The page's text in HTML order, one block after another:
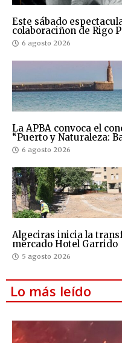
Este sábado
colaboraciñon de Rigo
6 agosto 2026
La APBA convoca el
“Puerto y Naturaleza:
6 agosto 2026
Algeciras inicia la
mercado Hotel Garrido
5 agosto 2026
Lo más leído